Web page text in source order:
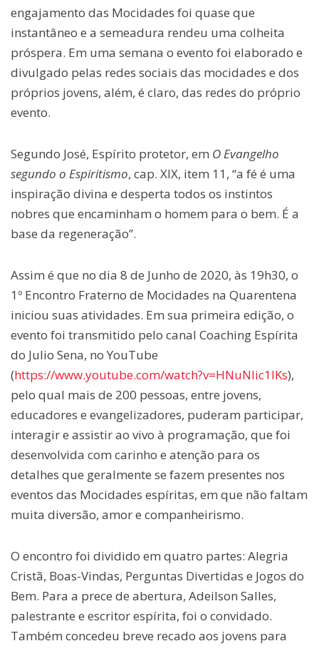
engajamento das Mocidades foi quase que
instantâneo e a semeadura rendeu uma colheita
próspera. Em uma semana o evento foi elaborado e
divulgado pelas redes sociais das mocidades e dos
próprios jovens, além, é claro, das redes do próprio
evento.
Segundo José, Espírito protetor, em O Evangelho
segundo o Espiritismo, cap. XIX, item 11, “a fé é uma
inspiração divina e desperta todos os instintos
nobres que encaminham o homem para o bem. É a
base da regeneração”.
Assim é que no dia 8 de Junho de 2020, às 19h30, o
1º Encontro Fraterno de Mocidades na Quarentena
iniciou suas atividades. Em sua primeira edição, o
evento foi transmitido pelo canal Coaching Espírita
do Julio Sena, no YouTube
(https://www.youtube.com/watch?v=HNuNIic1IKs),
pelo qual mais de 200 pessoas, entre jovens,
educadores e evangelizadores, puderam participar,
interagir e assistir ao vivo à programação, que foi
desenvolvida com carinho e atenção para os
detalhes que geralmente se fazem presentes nos
eventos das Mocidades espíritas, em que não faltam
muita diversão, amor e companheirismo.
O encontro foi dividido em quatro partes: Alegria
Cristã, Boas-Vindas, Perguntas Divertidas e Jogos do
Bem. Para a prece de abertura, Adeilson Salles,
palestrante e escritor espírita, foi o convidado.
Também concedeu breve recado aos jovens para